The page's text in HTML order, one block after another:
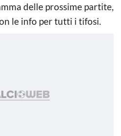
delle prossime partite,
le info per tutti i tifosi.